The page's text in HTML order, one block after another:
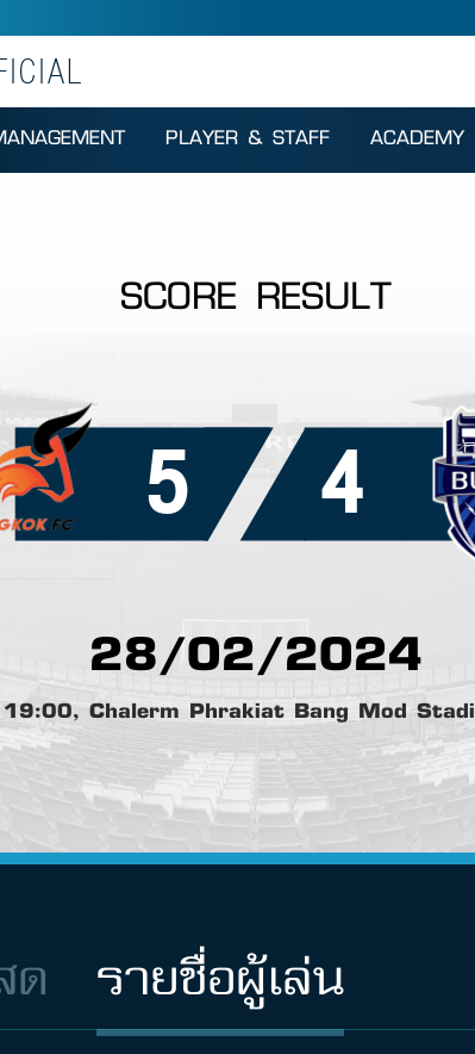
PLAYER & STAFF ACADEMY
SCORE RESULT
5 4
28/02/2024
19:00, Chalerm Phrakiat Bang Mod
ด รายชื่อผู้เล่น